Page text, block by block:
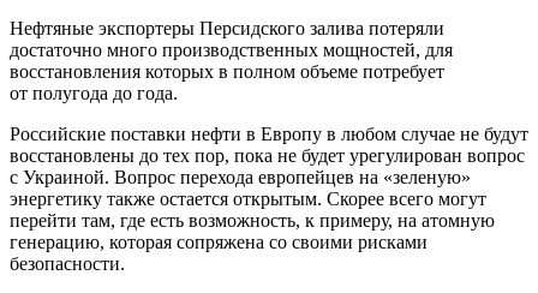
Нефтяные экспортеры Персидского залива потеряли
достаточно много производственных мощностей, для
восстановления которых в полном объеме потребует
от полугода до года.
Российские поставки нефти в Европу в любом случае не будут
восстановлены до тех пор, пока не будет урегулирован вопрос
с Украиной. Вопрос перехода европейцев на «зеленую»
энергетику также остается открытым. Скорее всего могут
перейти там, где есть возможность, к примеру, на атомную
генерацию, которая сопряжена со своими рисками
безопасности.